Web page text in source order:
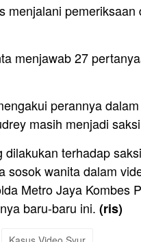
menjalani pemeriksaan
menjawab 27
perannya
masih menjadi
terhadap
sosok wanita dalam
Metro Jaya Kombes
baru-baru ini. (ris)